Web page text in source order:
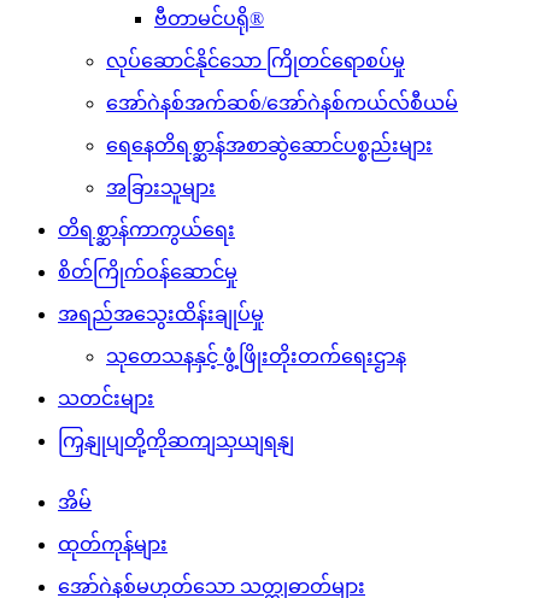
ဗီတာမင်ပရို®
လုပ်ဆောင်နိုင်သော ကြိုတင်ရောစပ်မှု
အော်ဂဲနစ်အက်ဆစ်/အော်ဂဲနစ်ကယ်လ်စီယမ်
ရေနေတိရစ္ဆာန်အစာဆွဲဆောင်ပစ္စည်းများ
အခြားသူများ
တိရစ္ဆာန်ကာကွယ်ရေး
စိတ်ကြိုက်ဝန်ဆောင်မှု
အရည်အသွေးထိန်းချုပ်မှု
သုတေသနနှင့် ဖွံ့ဖြိုးတိုးတက်ရေးဌာန
သတင်းများ
ကြှနျုပျတို့ကိုဆကျသှယျရနျ
အိမ်
ထုတ်ကုန်များ
အော်ဂဲနစ်မဟုတ်သော သတ္တုဓာတ်များ